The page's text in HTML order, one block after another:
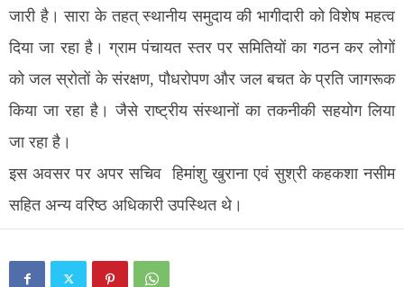
जारी है। सारा के तहत् स्थानीय समुदाय की भागीदारी को विशेष महत्व
दिया जा रहा है। ग्राम पंचायत स्तर पर समितियों का गठन कर लोगों
को जल स्रोतों के संरक्षण, पौधरोपण और जल बचत के प्रति जागरूक
किया जा रहा है। जैसे राष्ट्रीय संस्थानों का तकनीकी सहयोग लिया
जा रहा है।
इस अवसर पर अपर सचिव हिमांशु खुराना एवं सुश्री कहकशा नसीम
सहित अन्य वरिष्ठ अधिकारी उपस्थित थे।